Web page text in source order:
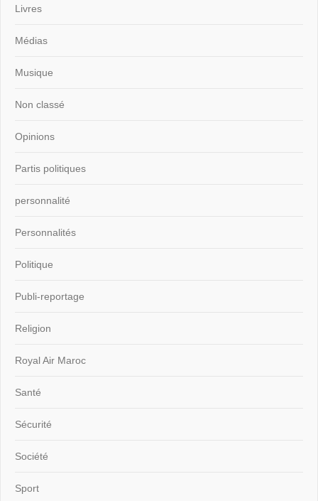
Livres
Médias
Musique
Non classé
Opinions
Partis politiques
personnalité
Personnalités
Politique
Publi-reportage
Religion
Royal Air Maroc
Santé
Sécurité
Société
Sport